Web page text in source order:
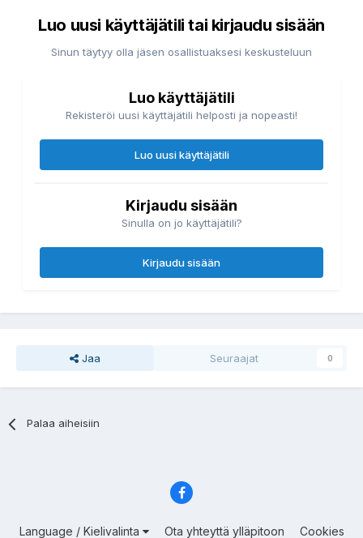
Luo uusi käyttäjätili tai kirjaudu sisään
Sinun täytyy olla jäsen osallistuaksesi keskusteluun
Luo käyttäjätili
Rekisteröi uusi käyttäjätili helposti ja nopeasti!
Luo uusi käyttäjätili
Kirjaudu sisään
Sinulla on jo käyttäjätili?
Kirjaudu sisään
Jaa Seuraajat 0
Palaa aiheisiin
Language / Kielivalinta Ota yhteyttä ylläpitoon Cookies